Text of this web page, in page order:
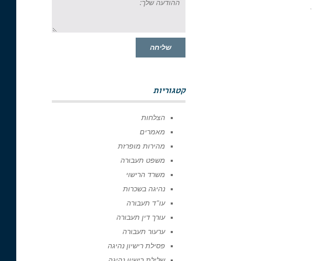
שלך:
שליחה
קטגוריות
הצלחות
מאמרים
מהירות מופרזת
משפט תעבורה
משרד הרישוי
נהיגה בשכרות
עו"ד תעבורה
עורך דין תעבורה
ערעור תעבורה
פסילת רישיון נהיגה